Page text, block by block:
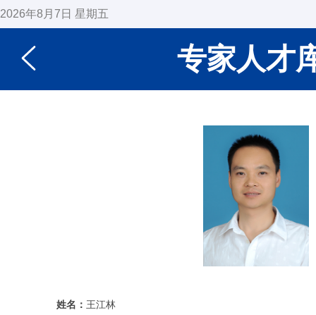
2026年8月7日 星期五
专家人才
姓名： 王江林